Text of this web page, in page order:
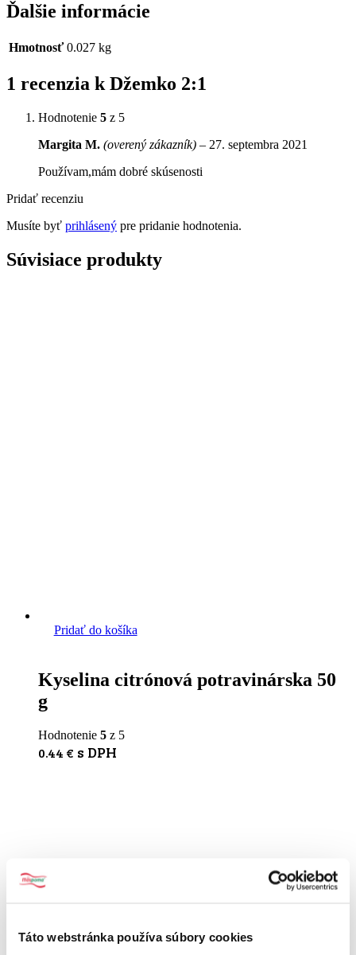
Táto webstránka používa súbory cookies
Ďalšie informácie
Hmotnosť 0.027 kg
1 recenzia k Džemko 2:1
Hodnotenie 5 z 5
Margita M. (overený zákazník) – 27. septembra 2021
Používam,mám dobré skúsenosti
Pridať recenziu
Musíte byť prihlásený pre pridanie hodnotenia.
Súvisiace produkty
Pridať do košíka
Kyselina citrónová potravinárska 50
g
Hodnotenie 5 z 5
0.44 € s DPH